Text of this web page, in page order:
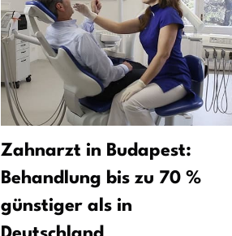
Zahnarzt in Budapest:
Behandlung bis zu 70 %
günstiger als in